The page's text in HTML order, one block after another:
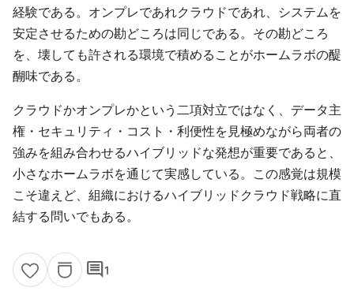
経験である。オンプレであれクラウドであれ、システムを
安定させるための勘どころは同じである。その勘どころ
を、壊しても許される環境で積めることがホームラボの醍
醐味である。
クラウドかオンプレかという二項対立ではなく、データ主
権・セキュリティ・コスト・利便性を見極めながら両者の
強みを組み合わせるハイブリッドな発想が重要であると、
小さなホームラボを通じて実感している。この感覚は規模
こそ違えど、組織におけるハイブリッドクラウド戦略に直
結する問いでもある。
comment1